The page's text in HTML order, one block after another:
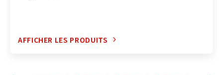
AFFICHER LES PRODUITS